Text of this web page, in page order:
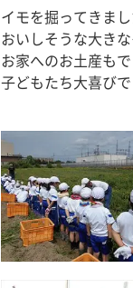
イモを掘ってきまし
おいしそうな大き
お家へのお土産もで
子どもたち大喜びで